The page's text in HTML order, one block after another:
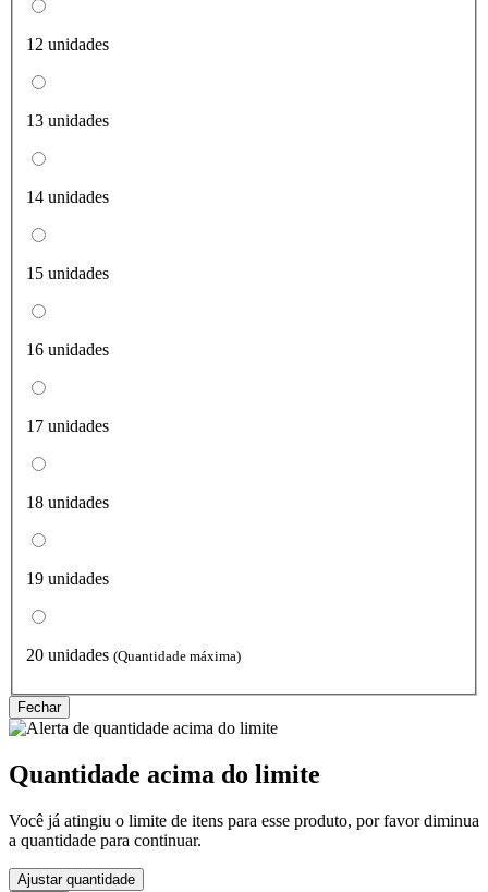
12 unidades
13 unidades
14 unidades
15 unidades
16 unidades
17 unidades
18 unidades
19 unidades
20 unidades (Quantidade máxima)
Fechar
Quantidade acima do limite
Você já atingiu o limite de itens para esse produto, por favor diminua
a quantidade para continuar.
Ajustar quantidade